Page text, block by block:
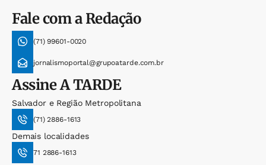
Fale com a Redação
(71) 99601-0020
jornalismoportal@grupoatarde.com.br
AssineA TARDE
Salvador e Região Metropolitana
(71) 2886-1613
Demais localidades
71 2886-1613